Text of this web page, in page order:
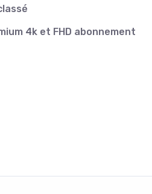
4k et FHD abonnement